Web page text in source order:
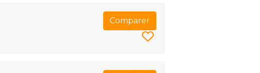
Comparer